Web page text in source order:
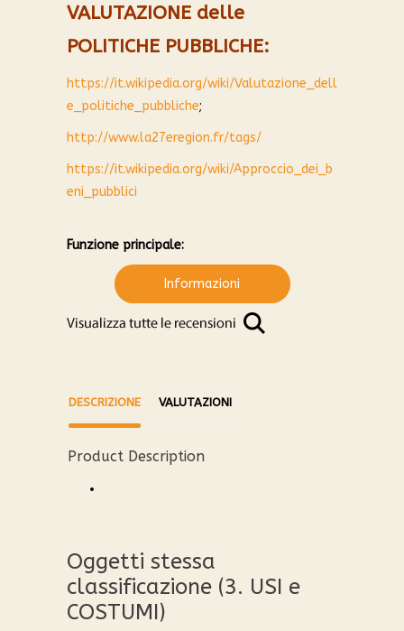
VALUTAZIONE delle
POLITICHE PUBBLICHE:
https://it.wikipedia.org/wiki/Valutazione_dell
e_politiche_pubbliche;
http://www.la27eregion.fr/tags/
https://it.wikipedia.org/wiki/Approccio_dei_b
eni_pubblici
Funzione principale:
Informazioni
DESCRIZIONE VALUTAZIONI
Product Description
Oggetti stessa
classificazione (3. USI e
COSTUMI)